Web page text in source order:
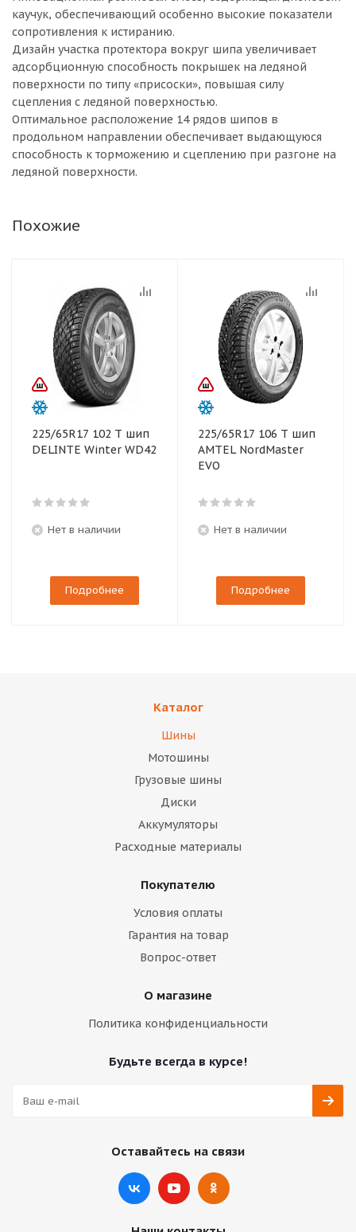
каучук, обеспечивающий особенно высокие показатели
сопротивления к истиранию.
Дизайн участка протектора вокруг шипа увеличивает
адсорбционную способность покрышек на ледяной
поверхности по типу «присоски», повышая силу
сцепления с ледяной поверхностью.
Оптимальное расположение 14 рядов шипов в
продольном направлении обеспечивает выдающуюся
способность к торможению и сцеплению при разгоне на
ледяной поверхности.
Похожие
225/65R17 102 T шип
DELINTE Winter WD42
Нет в наличии
Подробнее
225/65R17 106 T шип
AMTEL NordMaster
EVO
Нет в наличии
Подробнее
Каталог
Шины
Мотошины
Грузовые шины
Диски
Аккумуляторы
Расходные материалы
Покупателю
Условия оплаты
Гарантия на товар
Вопрос-ответ
О магазине
Политика конфиденциальности
Будьте всегда в курсе!
Оставайтесь на связи